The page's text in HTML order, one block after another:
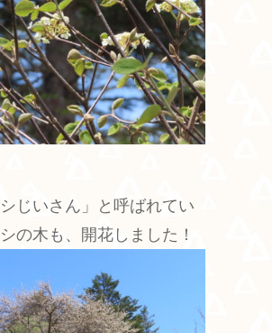
シじいさん」と呼ばれてい
の木も、開花しました！